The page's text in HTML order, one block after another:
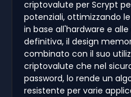
criptovalute per Scrypt
potenziali, ottimizzando
in base all'hardware e
definitiva, il design
combinato con il suo
criptovalute che nel
password, lo rende un
resistente per varie